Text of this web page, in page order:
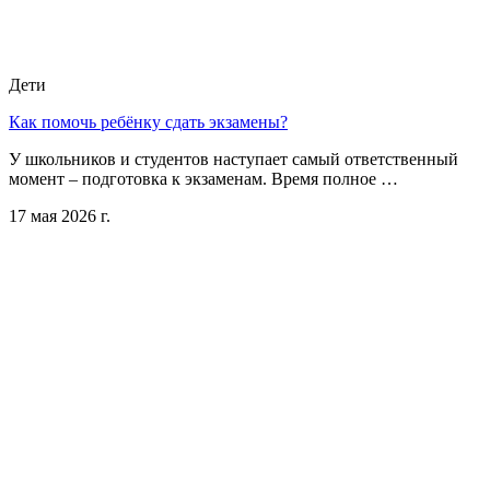
Дети
Как помочь ребёнку сдать экзамены?
У школьников и студентов наступает самый ответственный
момент – подготовка к экзаменам. Время полное …
17 мая 2026 г.